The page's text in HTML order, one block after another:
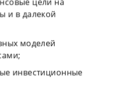
и в далекой
моделей
инвестиционные